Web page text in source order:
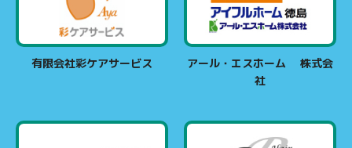
有限会社彩ケアサービス
アール・エスホーム 株式会
社